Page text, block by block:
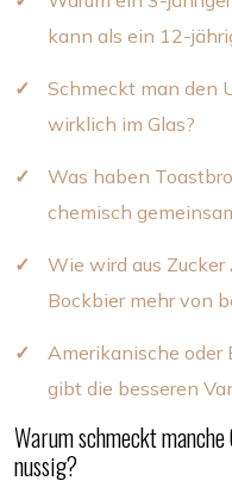
kann als ein 12-
Schmeckt man den
wirklich im Glas?
Was haben
chemisch
Wie wird aus
Bockbier mehr von
Amerikanische oder
gibt die besseren
Warum schmeckt
nussig?